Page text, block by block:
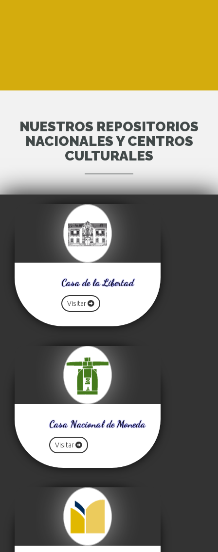
NUESTROS REPOSITORIOS
NACIONALES Y CENTROS
CULTURALES
Casa de la Libertad
Visitar
Casa Nacional de Moneda
Visitar